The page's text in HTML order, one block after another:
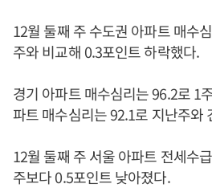
12월 둘째 주 수도권 아파트 매수
주와 비교해 0.3포인트 하락했다.
경기 아파트 매수심리는 96.2로 1
파트 매수심리는 92.1로 지난주와
12월 둘째 주 서울 아파트 전세수
주보다 0.5포인트 낮아졌다.